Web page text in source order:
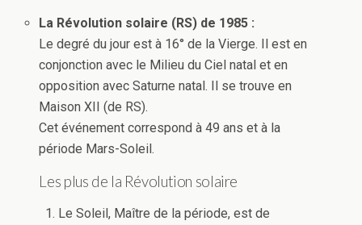
La Révolution solaire (RS) de 1985 :
Le degré du jour est à 16° de la Vierge. Il est en
conjonction avec le Milieu du Ciel natal et en
opposition avec Saturne natal. Il se trouve en
Maison XII (de RS).
Cet événement correspond à 49 ans et à la
période Mars-Soleil.
Les plus de la Révolution solaire
Le Soleil, Maître de la période, est de